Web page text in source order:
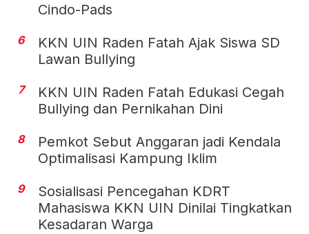
Cindo-Pads
6
KKN UIN Raden Fatah Ajak Siswa SD
Lawan Bullying
7
KKN UIN Raden Fatah Edukasi Cegah
Bullying dan Pernikahan Dini
8
Pemkot Sebut Anggaran jadi Kendala
Optimalisasi Kampung Iklim
9
Sosialisasi Pencegahan KDRT
Mahasiswa KKN UIN Dinilai Tingkatkan
Kesadaran Warga